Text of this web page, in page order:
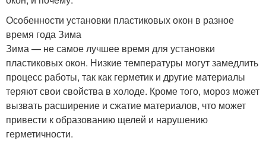
Особенности установки пластиковых окон в разное
время года Зима
Зима — не самое лучшее время для установки
пластиковых окон. Низкие температуры могут замедлить
процесс работы, так как герметик и другие материалы
теряют свои свойства в холоде. Кроме того, мороз может
вызвать расширение и сжатие материалов, что может
привести к образованию щелей и нарушению
герметичности.